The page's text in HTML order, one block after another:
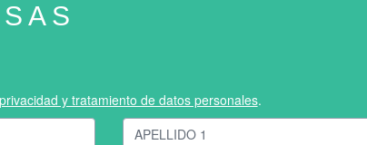
A S
y tratamiento de datos personales.